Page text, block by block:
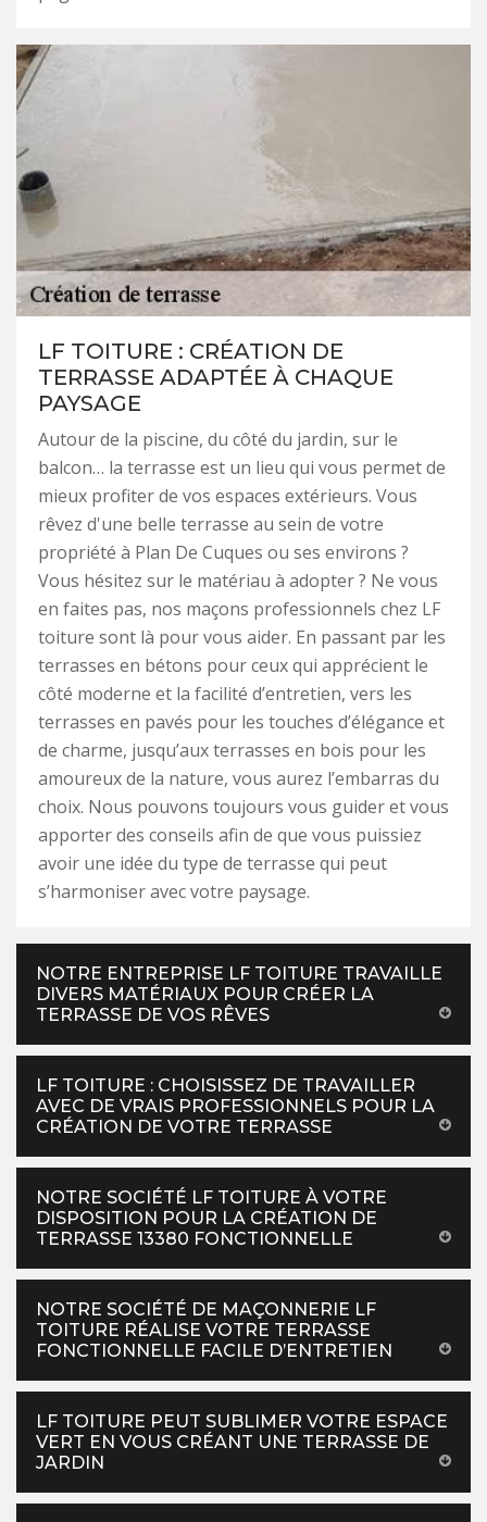
LF TOITURE : CRÉATION DE
TERRASSE ADAPTÉE À CHAQUE
PAYSAGE
Autour de la piscine, du côté du jardin, sur le
balcon… la terrasse est un lieu qui vous permet de
mieux profiter de vos espaces extérieurs. Vous
rêvez d'une belle terrasse au sein de votre
propriété à Plan De Cuques ou ses environs ?
Vous hésitez sur le matériau à adopter ? Ne vous
en faites pas, nos maçons professionnels chez LF
toiture sont là pour vous aider. En passant par les
terrasses en bétons pour ceux qui apprécient le
côté moderne et la facilité d’entretien, vers les
terrasses en pavés pour les touches d’élégance et
de charme, jusqu’aux terrasses en bois pour les
amoureux de la nature, vous aurez l’embarras du
choix. Nous pouvons toujours vous guider et vous
apporter des conseils afin de que vous puissiez
avoir une idée du type de terrasse qui peut
s’harmoniser avec votre paysage.
NOTRE ENTREPRISE LF TOITURE TRAVAILLE
DIVERS MATÉRIAUX POUR CRÉER LA
TERRASSE DE VOS RÊVES
LF TOITURE : CHOISISSEZ DE TRAVAILLER
AVEC DE VRAIS PROFESSIONNELS POUR LA
CRÉATION DE VOTRE TERRASSE
NOTRE SOCIÉTÉ LF TOITURE À VOTRE
DISPOSITION POUR LA CRÉATION DE
TERRASSE 13380 FONCTIONNELLE
NOTRE SOCIÉTÉ DE MAÇONNERIE LF
TOITURE RÉALISE VOTRE TERRASSE
FONCTIONNELLE FACILE D’ENTRETIEN
LF TOITURE PEUT SUBLIMER VOTRE ESPACE
VERT EN VOUS CRÉANT UNE TERRASSE DE
JARDIN